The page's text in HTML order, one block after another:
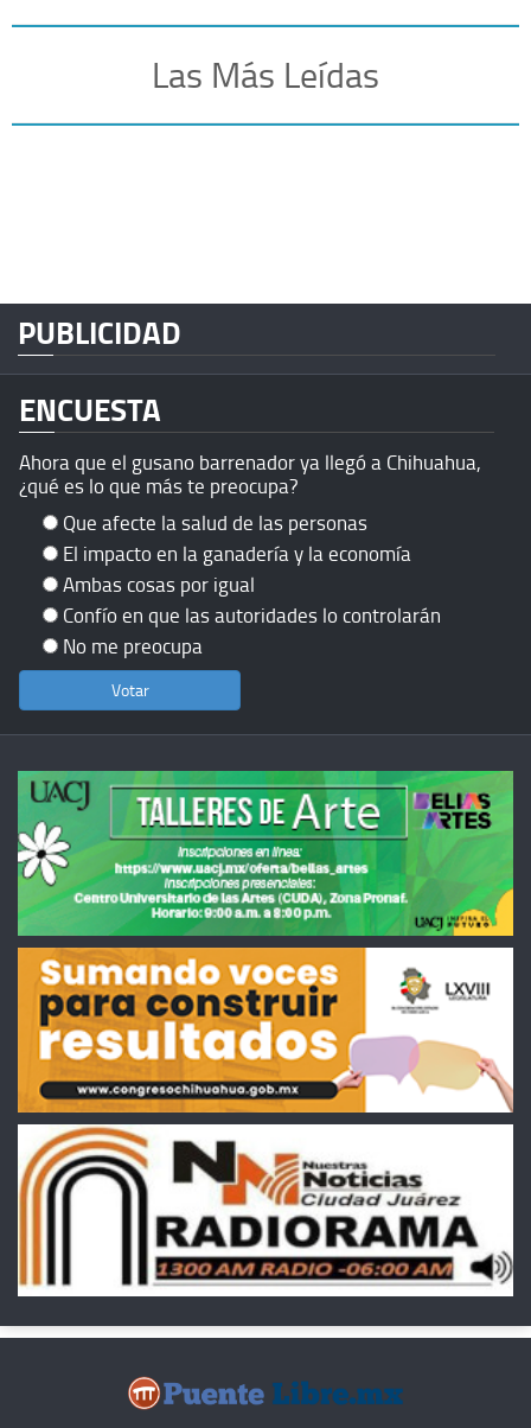
Las Más Leídas
PUBLICIDAD
ENCUESTA
Ahora que el gusano barrenador ya llegó a Chihuahua,
¿qué es lo que más te preocupa?
Que afecte la salud de las personas
El impacto en la ganadería y la economía
Ambas cosas por igual
Confío en que las autoridades lo controlarán
No me preocupa